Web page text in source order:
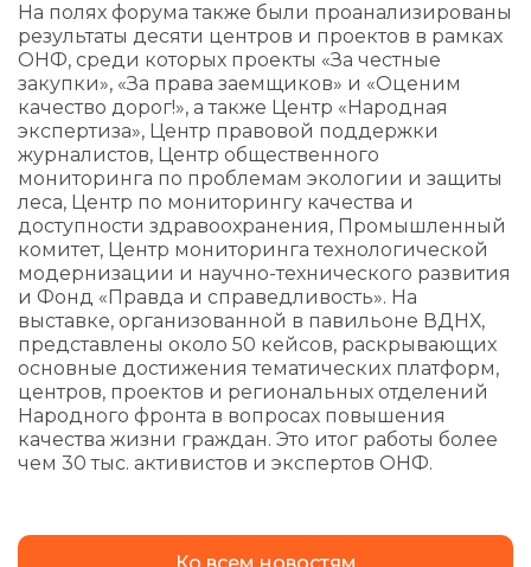
На полях форума также были проанализированы
результаты десяти центров и проектов в рамках
ОНФ, среди которых проекты «За честные
закупки», «За права заемщиков» и «Оценим
качество дорог!», а также Центр «Народная
экспертиза», Центр правовой поддержки
журналистов, Центр общественного
мониторинга по проблемам экологии и защиты
леса, Центр по мониторингу качества и
доступности здравоохранения, Промышленный
комитет, Центр мониторинга технологической
модернизации и научно-технического развития
и Фонд «Правда и справедливость». На
выставке, организованной в павильоне ВДНХ,
представлены около 50 кейсов, раскрывающих
основные достижения тематических платформ,
центров, проектов и региональных отделений
Народного фронта в вопросах повышения
качества жизни граждан. Это итог работы более
чем 30 тыс. активистов и экспертов ОНФ.